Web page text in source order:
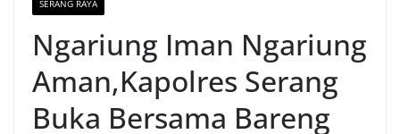
SERANG RAYA
Ngariung Iman Ngariung
Aman,Kapolres Serang
Buka Bersama Bareng